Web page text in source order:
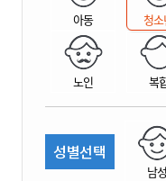
아동 청
노인 복
성별선택
남성